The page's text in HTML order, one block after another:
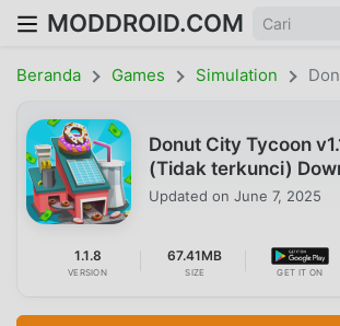
MODDROID.COM
Beranda Games Simulation
Donut City Tycoon
(Tidak terkunci)
Updated on June 7, 2025
1.1.8
VERSION
67.41MB
SIZE GET IT ON